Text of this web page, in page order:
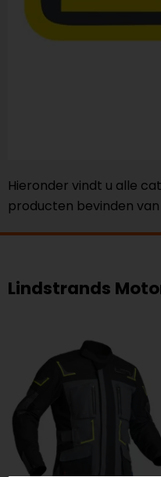
Hieronder vindt u alle
producten bevinden
Lindstrands